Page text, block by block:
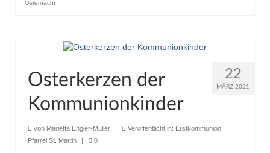
Osternacht
22
MÄRZ 2021
Osterkerzen der
Kommunionkinder
von Marietta Engler-Müller | Veröffentlicht in: Erstkommunion
Pfarrei St. Martin
| 0